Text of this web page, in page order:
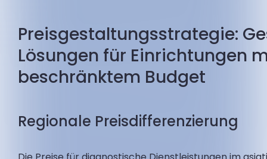
Preisgestaltungsstrategie:
Lösungen für Einrichtungen
beschränktem Budget
Regionale Preisdifferenzierung